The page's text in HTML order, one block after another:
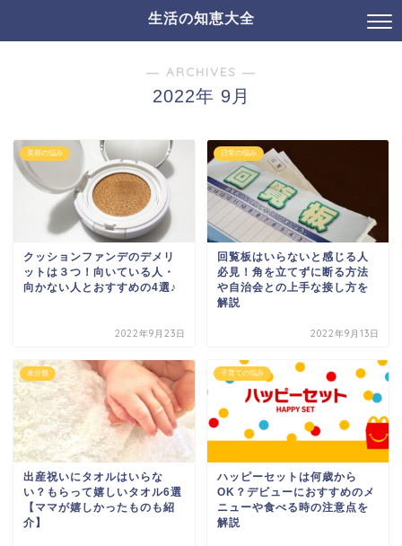
生活の知恵大全
― ARCHIVES ―
2022年 9月
美容の悩み
クッションファンデのデメリ
ットは３つ！向いている人・
向かない人とおすすめの4選♪
2022年9月23日
日常の悩み
回覧板はいらないと感じる人
必見！角を立てずに断る方法
や自治会との上手な接し方を
解説
2022年9月13日
未分類
出産祝いにタオルはいらな
い？もらって嬉しいタオル6選
【ママが嬉しかったものも紹
介】
子育ての悩み
ハッピーセットは何歳から
OK？デビューにおすすめのメ
ニューや食べる時の注意点を
解説